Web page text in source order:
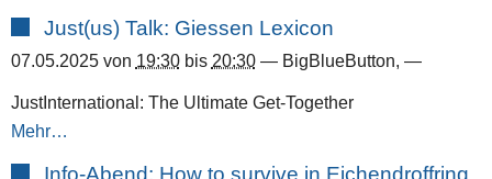
Just(us) Talk: Giessen Lexicon
07.05.2025von 19:30bis 20:30 — BigBlueButton, —
JustInternational: The Ultimate Get-Together
Mehr…
Info-Abend: How to survive in Eichendroffring